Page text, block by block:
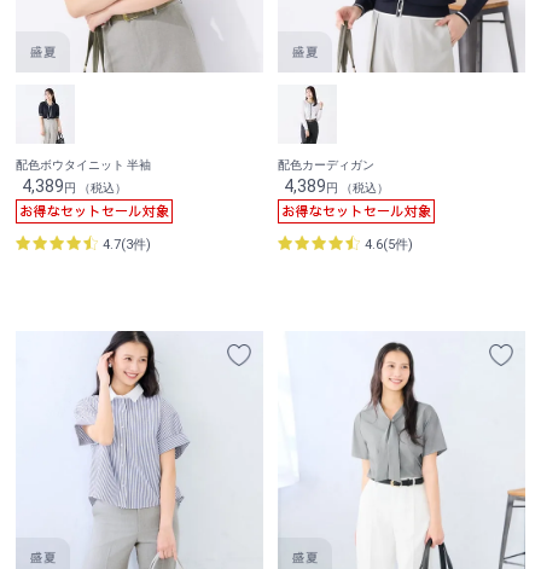
配色ボウタイニット 半袖
4,389円 （税込）
4.7(3件)
配色カーディガン
4,389円 （税込）
4.6(5件)